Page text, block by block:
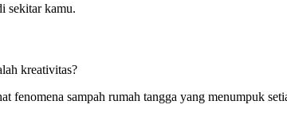
sekitar kamu.
kreativitas?
sampah rumah tangga yang menumpuk